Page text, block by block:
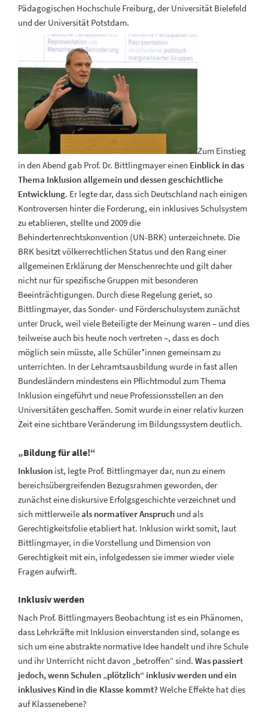
Pädagogischen Hochschule Freiburg, der Universität Bielefeld
und der Universität Potstdam.
Zum Einstieg
in den Abend gab Prof. Dr. Bittlingmayer einen Einblick indas
Thema Inklusion allgemein und dessen geschichtliche
Entwicklung. Er legte dar, dass sich Deutschland nach einigen
Kontroversen hinter die Forderung, ein inklusives Schulsystem
zu etablieren, stellte und 2009 die
Behindertenrechtskonvention (UN-BRK) unterzeichnete. Die
BRK besitzt völkerrechtlichen Status und den Rang einer
allgemeinen Erklärung der Menschenrechte und gilt daher
nicht nur für spezifische Gruppen mit besonderen
Beeinträchtigungen. Durch diese Regelung geriet, so
Bittlingmayer, das Sonder- und Förderschulsystem zunächst
unter Druck, weil viele Beteiligte der Meinung waren – und dies
teilweise auch bis heute noch vertreten –, dass es doch
möglich sein müsste, alle Schüler*innen gemeinsam zu
unterrichten. In der Lehramtsausbildung wurde in fast allen
Bundesländern mindestens ein Pflichtmodul zum Thema
Inklusion eingeführt und neue Professionsstellen an den
Universitäten geschaffen. Somit wurde in einer relativ kurzen
Zeit eine sichtbare Veränderung im Bildungssystem deutlich.
„Bildung für alle!“
Inklusion ist, legte Prof. Bittlingmayer dar, nun zu einem
bereichsübergreifenden Bezugsrahmen geworden, der
zunächst eine diskursive Erfolgsgeschichte verzeichnet und
sich mittlerweileals normativer Anspruch und als
Gerechtigkeitsfolie etabliert hat. Inklusion wirkt somit, laut
Bittlingmayer, in die Vorstellung und Dimension von
Gerechtigkeit mit ein, infolgedessen sie immer wieder viele
Fragen aufwirft.
Inklusiv werden
Nach Prof. Bittlingmayers Beobachtung ist es ein Phänomen,
dass Lehrkräfte mit Inklusion einverstanden sind, solange es
sich um eine abstrakte normative Idee handelt und ihre Schule
und ihr Unterricht nicht davon „betroffen“ sind. Was passiert
jedoch, wenn Schulen „plötzlich“ inklusiv werden und ein
inklusives Kind in die Klasse kommt? Welche Effekte hat dies
auf Klassenebene?